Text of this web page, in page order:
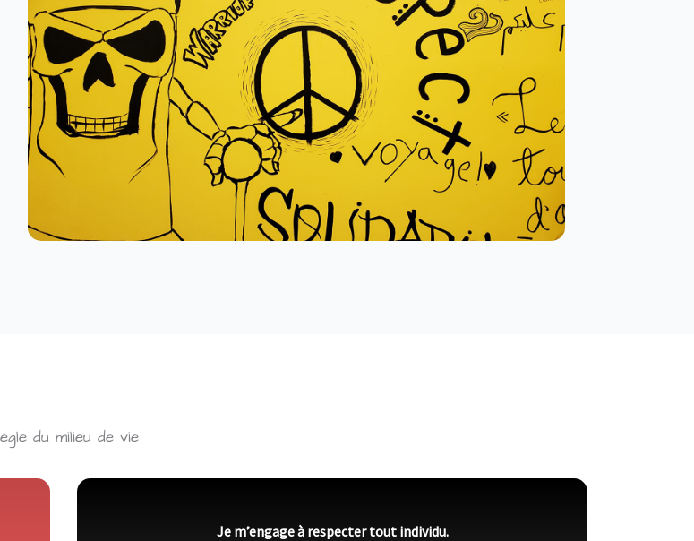
du milieu de vie
Je m’engage à respecter tout individu.